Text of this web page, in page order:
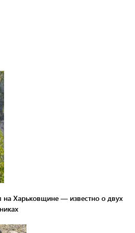
на Харьковщине — известно о двух